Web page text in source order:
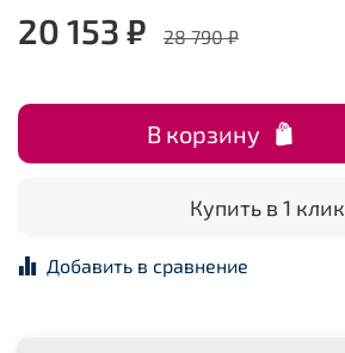
20 153 ₽ 28 790 ₽
В корзину
Купить в 1 клик
Добавить в сравнение